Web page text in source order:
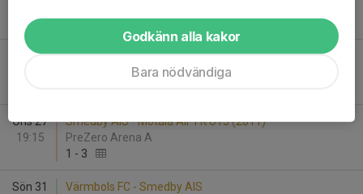
2-3
Sön 24
Smedby AIS - Svärtinge SK P2011
PreZero Arena A
Ons 27
19:15
Smedby AIS - Motala AIF FK U15 (2011)
PreZero Arena A
1 - 3
Sön 31
Värmbols FC - Smedby AIS
Godkänn alla kakor
Bara nödvändiga